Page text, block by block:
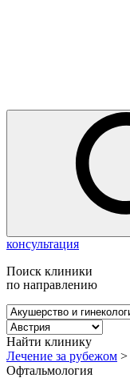
консультация
Поиск клиники
по направлению
Найти клинику
Лечение за рубежом >
Офтальмология